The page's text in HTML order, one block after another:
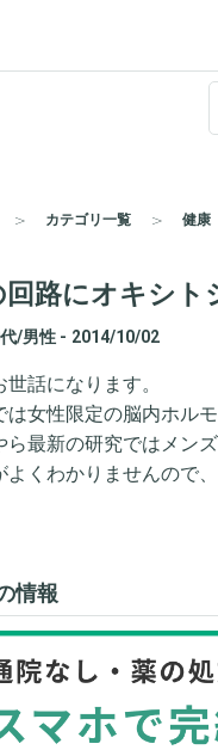
カテゴリ一覧 健康
回路にオキシト
/男性 - 2014/10/02
世話になります。
は女性限定の脳内ホル
ら最新の研究ではメン
よくわかりませんので
情報